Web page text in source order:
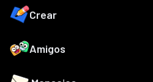
Crear
Amigos